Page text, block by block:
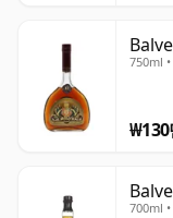
750ml
₩130
700ml